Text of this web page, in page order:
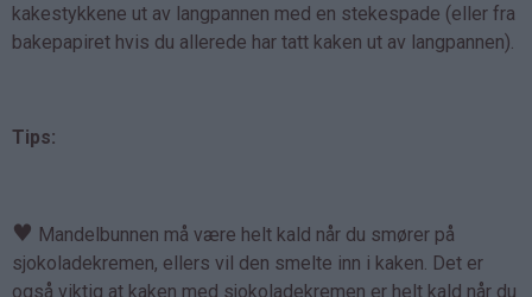
kakestykkene ut av langpannen med en stekespade (eller fra
bakepapiret hvis du allerede har tatt kaken ut av langpannen).
Tips:
♥ Mandelbunnen må være helt kald når du smører på
sjokoladekremen, ellers vil den smelte inn i kaken. Det er
også viktig at kaken med sjokoladekremen er helt kald når du